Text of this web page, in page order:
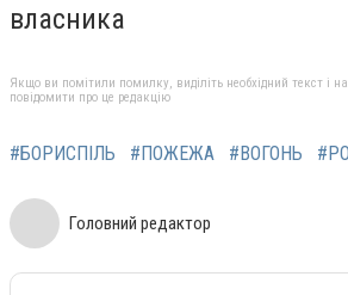
власника
Якщо ви помітили помилку, виділіть необхідний текст і
повідомити про це редакцію
#БОРИСПІЛЬ #ПОЖЕЖА #ВОГОНЬ
Головний редактор